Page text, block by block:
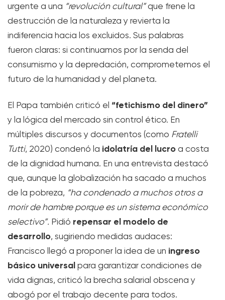
urgente a una “revolución cultural”que frene la
destrucción de la naturaleza y revierta la
indiferencia hacia los excluidos. Sus palabras
fueron claras: si continuamos por la senda del
consumismo y la depredación, comprometemos el
futuro de la humanidad y del planeta.
El Papa también criticó el “fetichismo del dinero”
y la lógica del mercado sin control ético. En
múltiples discursos y documentos (como Fratelli
Tutti, 2020) condenó la idolatría del lucro a costa
de la dignidad humana. En una entrevista destacó
que, aunque la globalización ha sacado a muchos
de la pobreza, “ha condenado a muchos otros a
morir de hambre porque es un sistema económico
selectivo”. Pidió repensar el modelo de
desarrollo, sugiriendo medidas audaces:
Francisco llegó a proponer la idea de un ingreso
básico universal para garantizar condiciones de
vida dignas, criticó la brecha salarial obscena y
abogó por el trabajo decente para todos.